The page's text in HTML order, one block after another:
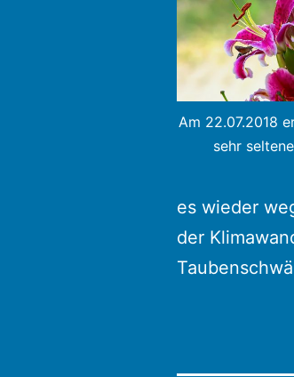
Am 22.07.2018
sehr
es wieder
der